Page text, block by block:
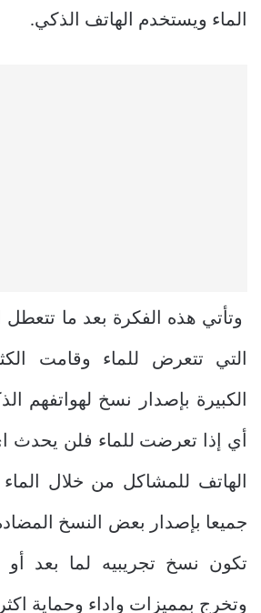
الماء ويستخدم الهاتف الذكي.
وتأتي هذه الفكرة بعد ما تتعطل
التي تتعرض للماء وقامت
الكبيرة بإصدار نسخ لهواتفهم
أي إذا تعرضت للماء فلن
الهاتف للمشاكل من خلال
جميعا بإصدار بعض النسخ
تكون نسخ تجريبيه لما بعد أو
وتخرج بمميزات واداء وحماية